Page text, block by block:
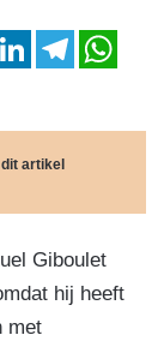
X
Li
k
e
dI
n
T
e
a
m
at
A
p
artikel
Giboulet
hij heeft
met